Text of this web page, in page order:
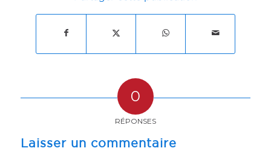
0
RÉPONSES
Laisser un commentaire